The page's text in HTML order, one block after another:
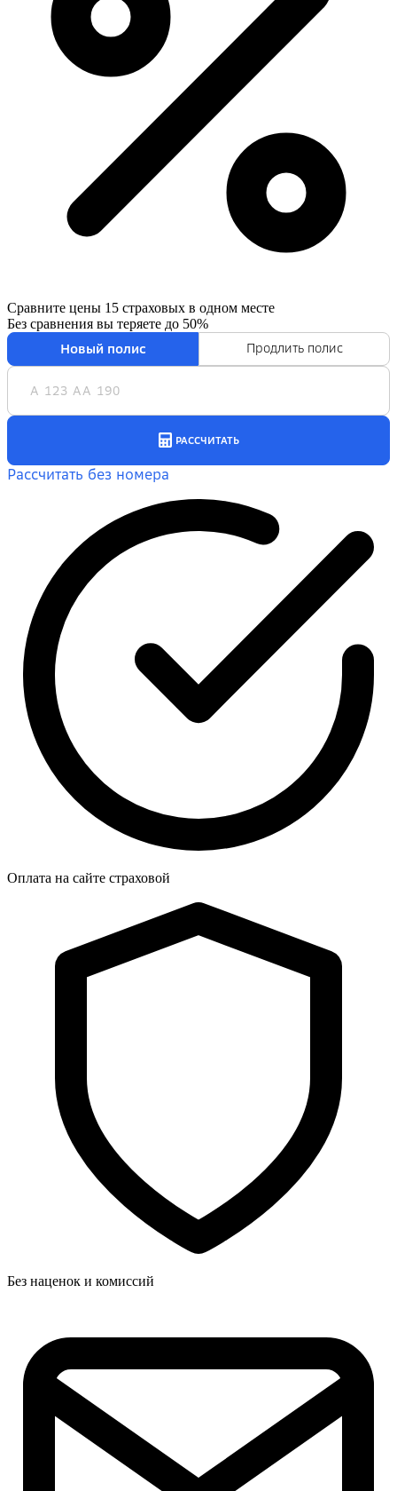
Сравните цены 15 страховых в одном месте
Без сравнения вы теряете до 50%
Оплата на сайте страховой
Без наценок и комиссий